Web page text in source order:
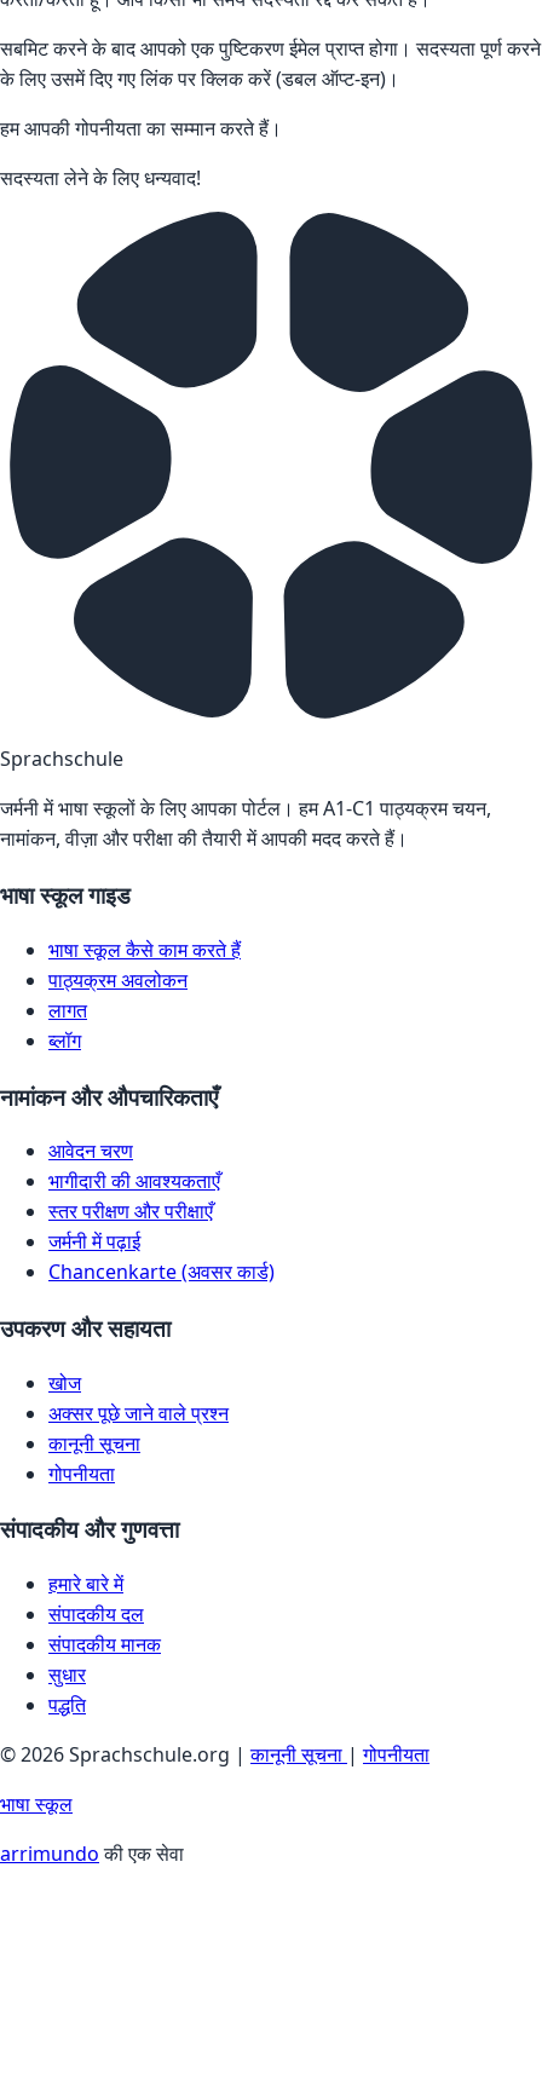
सबमिट करने के बाद आपको एक पुष्टिकरण ईमेल प्राप्त होगा। सदस्यता पूर्ण करने
के लिए उसमें दिए गए लिंक पर क्लिक करें (डबल ऑप्ट-इन)।
हम आपकी गोपनीयता का सम्मान करते हैं।
सदस्यता लेने के लिए धन्यवाद!
Sprachschule
जर्मनी में भाषा स्कूलों के लिए आपका पोर्टल। हम A1-C1 पाठ्यक्रम चयन,
नामांकन, वीज़ा और परीक्षा की तैयारी में आपकी मदद करते हैं।
भाषा स्कूल गाइड
भाषा स्कूल कैसे काम करते हैं
पाठ्यक्रम अवलोकन
लागत
ब्लॉग
नामांकन और औपचारिकताएँ
आवेदन चरण
भागीदारी की आवश्यकताएँ
स्तर परीक्षण और परीक्षाएँ
जर्मनी में पढ़ाई
Chancenkarte (अवसर कार्ड)
उपकरण और सहायता
खोज
अक्सर पूछे जाने वाले प्रश्न
कानूनी सूचना
गोपनीयता
संपादकीय और गुणवत्ता
हमारे बारे में
संपादकीय दल
संपादकीय मानक
सुधार
पद्धति
© 2026 Sprachschule.org |कानूनी सूचना |गोपनीयता
भाषा स्कूल
arrimundoकी एक सेवा